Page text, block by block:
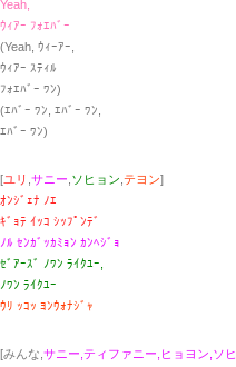
Yeah,
ｳｨｱｰ ﾌｫｴﾊﾞｰ
(Yeah, ｳｨｰｱｰ,
ｳｨｱｰ ｽﾃｨﾙ
ﾌｫｴﾊﾞｰ ﾜﾝ)
(ｴﾊﾞｰ ﾜﾝ, ｴﾊﾞｰ ﾜﾝ,
ｴﾊﾞｰ ﾜﾝ)
[ユリ サニー ソヒョン テヨン]
ｵﾝｼﾞｪﾅ ﾉｴ
ｷﾞｮﾃ ｲｯｺ ｼｯﾌﾟﾝﾃﾞ
ﾉﾙ ｾﾝｶﾞｯｶﾐｮﾝ ｶﾝﾍｼﾞｮ
ｾﾞｱｰｽﾞ ﾉﾜﾝ ﾗｲｸﾕｰ,
ﾉﾜﾝ ﾗｲｸﾕｰ
ｳﾘ ｯｺｯ ﾖﾝｳｫﾅｼﾞｬ
[みんな, サニー,ティファニー,ヒョヨン,ソヒ